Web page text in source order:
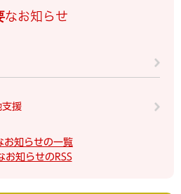
なお知らせ
支援
お知らせの一覧
お知らせのRSS